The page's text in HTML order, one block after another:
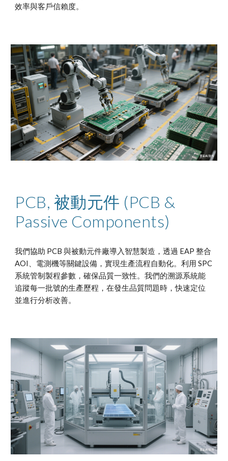
效率與客戶信賴度。
PCB, 被動元件 (PCB &
Passive Components)
我們協助 PCB 與被動元件廠導入智慧製造，透過 EAP 整合
AOI、電測機等關鍵設備，實現生產流程自動化。利用 SPC
系統管制製程參數，確保品質一致性。我們的溯源系統能
追蹤每一批號的生產歷程，在發生品質問題時，快速定位
並進行分析改善。